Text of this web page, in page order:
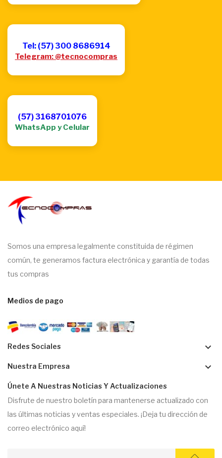
Tel: (57) 300 8686914
Telegram: @tecnocompras
(57) 3168701076
WhatsApp y Celular
Somos una empresa legalmente constituida de régimen
común, te generamos factura electrónica y garantía de todas
tus compras
Medios de pago
Redes Sociales keyboard_arrow_down
Nuestra Empresa keyboard_arrow_down
Únete A Nuestras Noticias Y Actualizaciones
Disfrute de nuestro boletín para mantenerse actualizado con
las últimas noticias y ventas especiales. ¡Deja tu dirección de
correo electrónico aquí!